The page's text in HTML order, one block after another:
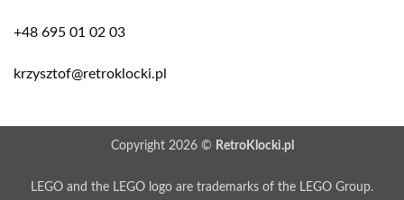
+48 695 01 02 03
krzysztof@retroklocki.pl
Copyright 2026 © RetroKlocki.pl
LEGO and the LEGO logo are trademarks of the LEGO Group.